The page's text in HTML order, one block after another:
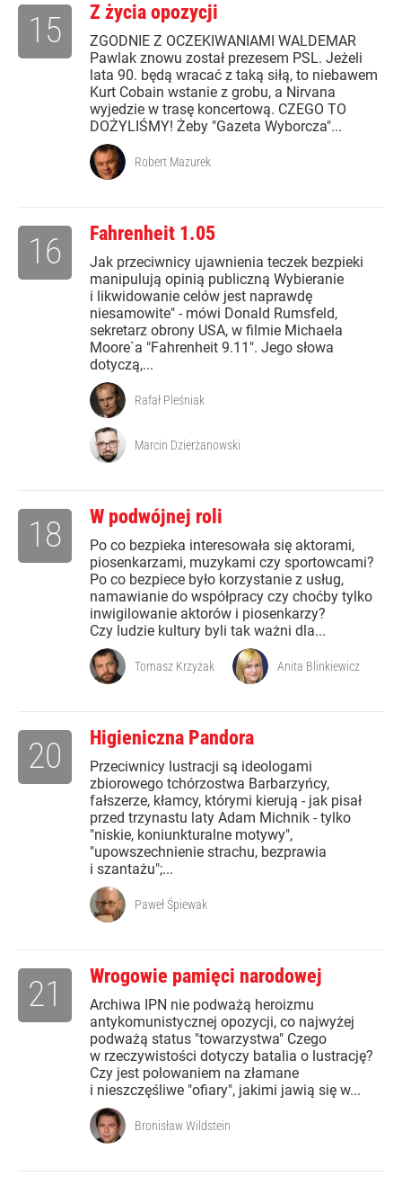
Z życia opozycji
ZGODNIE Z OCZEKIWANIAMI WALDEMAR
Pawlak znowu został prezesem PSL. Jeżeli
lata 90. będą wracać z taką siłą, to niebawem
Kurt Cobain wstanie z grobu, a Nirvana
wyjedzie w trasę koncertową. CZEGO TO
DOŻYLIŚMY! Żeby "Gazeta Wyborcza"...
15
Robert Mazurek
Fahrenheit 1.05
Jak przeciwnicy ujawnienia teczek bezpieki
manipulują opinią publiczną Wybieranie
i likwidowanie celów jest naprawdę
niesamowite" - mówi Donald Rumsfeld,
sekretarz obrony USA, w filmie Michaela
Moore`a "Fahrenheit 9.11". Jego słowa
dotyczą,...
16
Rafał Pleśniak
Marcin Dzierżanowski
W podwójnej roli
Po co bezpieka interesowała się aktorami,
piosenkarzami, muzykami czy sportowcami?
Po co bezpiece było korzystanie z usług,
namawianie do współpracy czy choćby tylko
inwigilowanie aktorów i piosenkarzy?
Czy ludzie kultury byli tak ważni dla...
18
Tomasz Krzyżak Anita Blinkiewicz
Higieniczna Pandora
Przeciwnicy lustracji są ideologami
zbiorowego tchórzostwa Barbarzyńcy,
fałszerze, kłamcy, którymi kierują - jak pisał
przed trzynastu laty Adam Michnik - tylko
"niskie, koniunkturalne motywy",
"upowszechnienie strachu, bezprawia
i szantażu";...
20
Paweł Śpiewak
Wrogowie pamięci narodowej
Archiwa IPN nie podważą heroizmu
antykomunistycznej opozycji, co najwyżej
podważą status "towarzystwa" Czego
w rzeczywistości dotyczy batalia o lustrację?
Czy jest polowaniem na złamane
i nieszczęśliwe "ofiary", jakimi jawią się w...
21
Bronisław Wildstein